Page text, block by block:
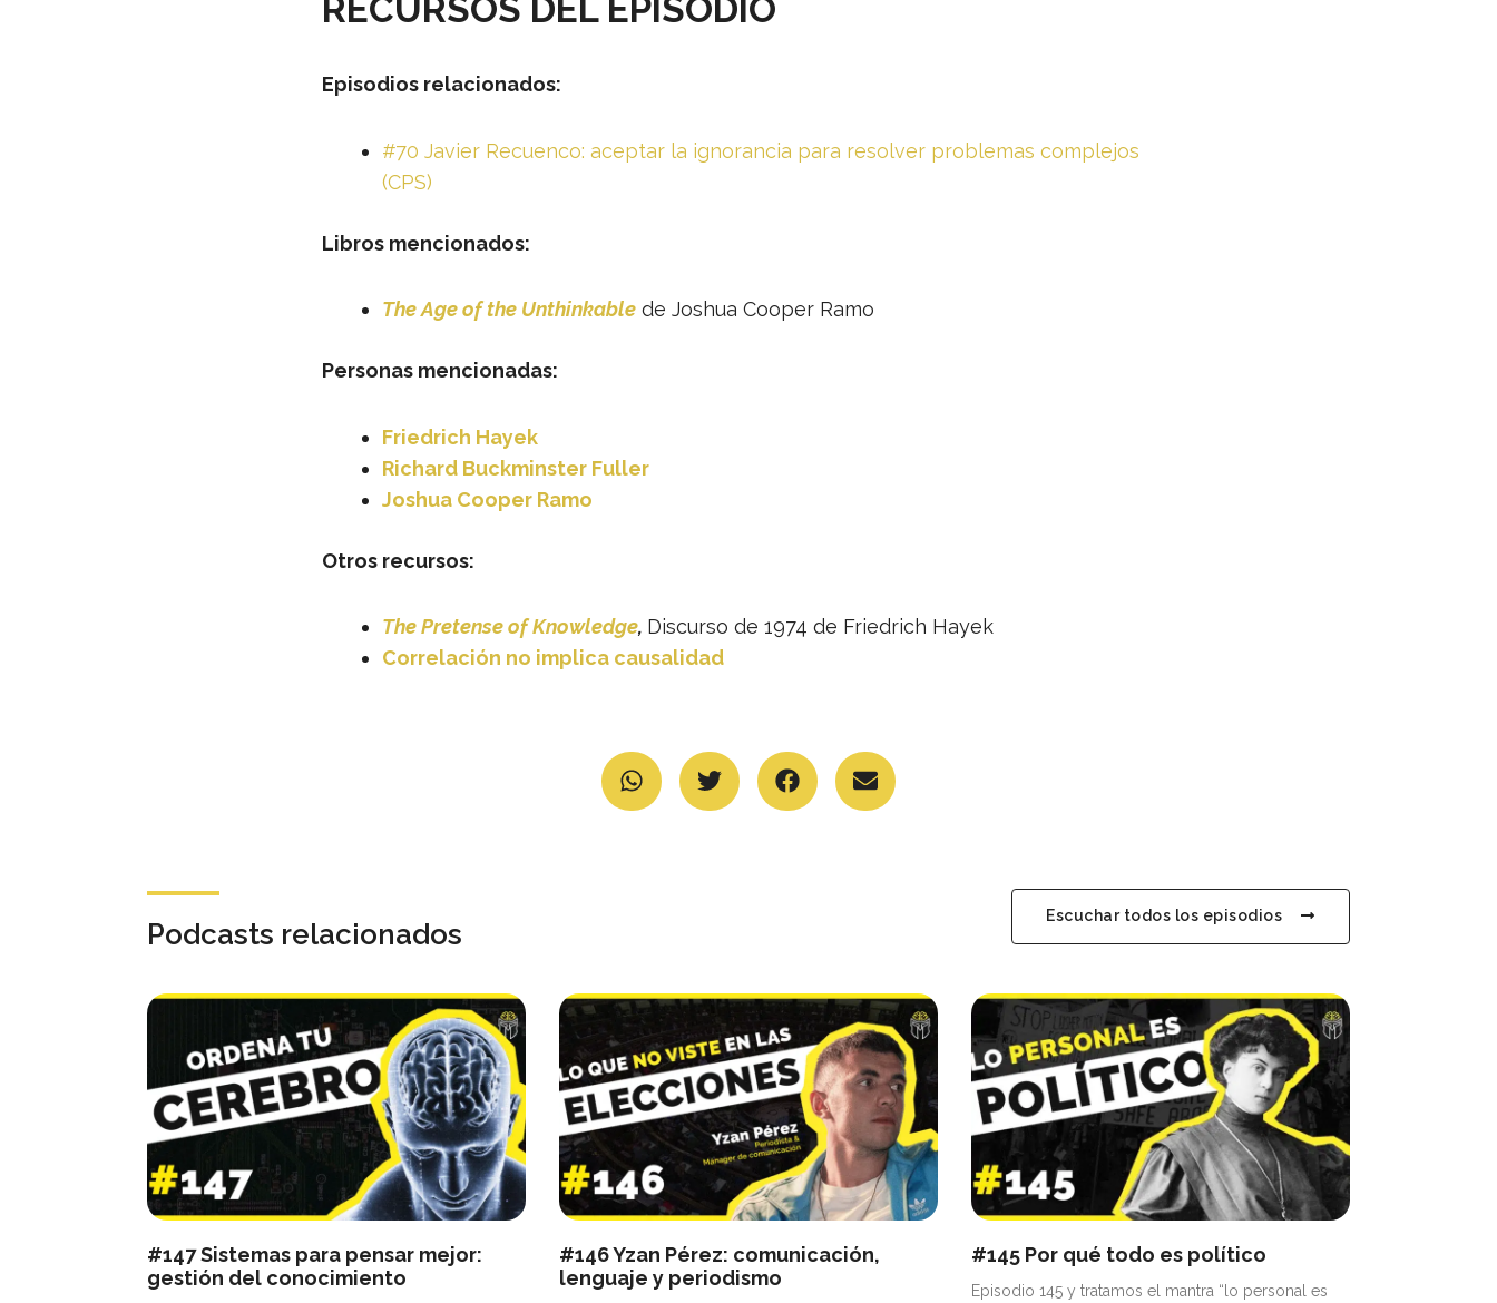
RECURSOS DEL EPISODIO
Episodios relacionados:
#70 Javier Recuenco: aceptar la ignorancia para resolver problemas complejos
(CPS)
Libros mencionados:
The Age of the Unthinkablede Joshua Cooper Ramo
Personas mencionadas:
Friedrich Hayek
Richard Buckminster Fuller
Joshua Cooper Ramo
Otros recursos:
The Pretense of Knowledge, Discurso de 1974 de Friedrich Hayek
Correlación no implica causalidad
Podcasts relacionados
Escuchar todos los episodios
#147 Sistemas para pensar mejor:
gestión del conocimiento
#146 Yzan Pérez: comunicación,
lenguaje y periodismo
#145 Por qué todo es político
Episodio 145 y tratamos el mantra “lo personal es